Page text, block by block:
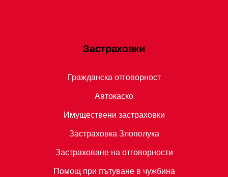
Застраховки
Гражданска отговорност
Автокаско
Имуществени застраховки
Застраховка Злополука
Застраховане на отговорности
Помощ при пътуване в чужбина